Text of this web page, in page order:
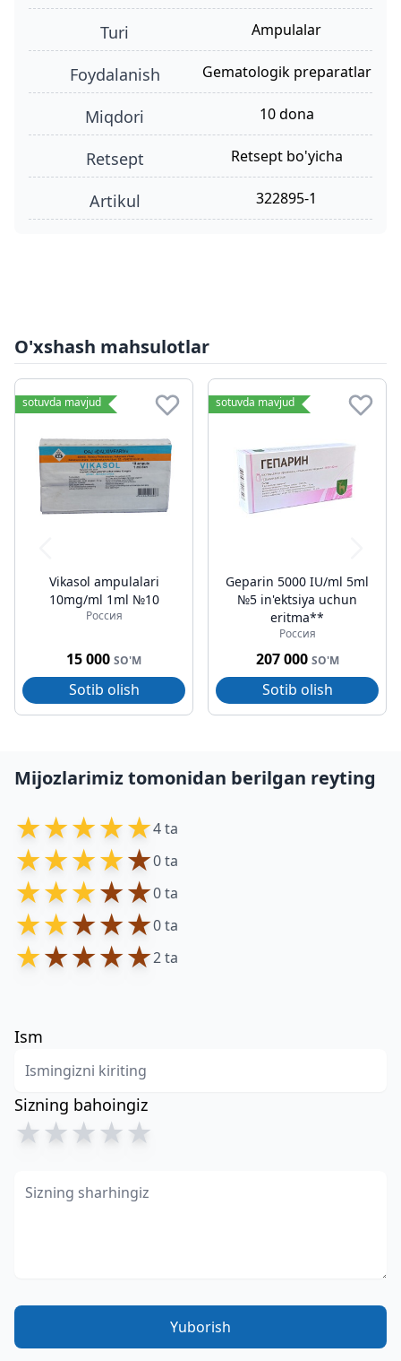
turi
ampulalar
foydalanish gematologik preparatlar
miqdori 10 dona
retsept retsept bo'yicha
Artikul 322895-1
O'xshash mahsulotlar
sotuvda mavjud
Vikasol ampulalari
10mg/ml 1ml №10
Россия
15 000 SO'M
Sotib olish
sotuvda mavjud
Geparin 5000 IU/ml 5ml
№5 in'ektsiya uchun
eritma**
Россия
207 000 SO'M
Sotib olish
Mijozlarimiz tomonidan berilgan reyting
★★★★★4 ta
★★★★★0 ta
★★★★★0 ta
★★★★★0 ta
★★★★★2 ta
Ism
Sizning bahoingiz
★★★★★
Yuborish